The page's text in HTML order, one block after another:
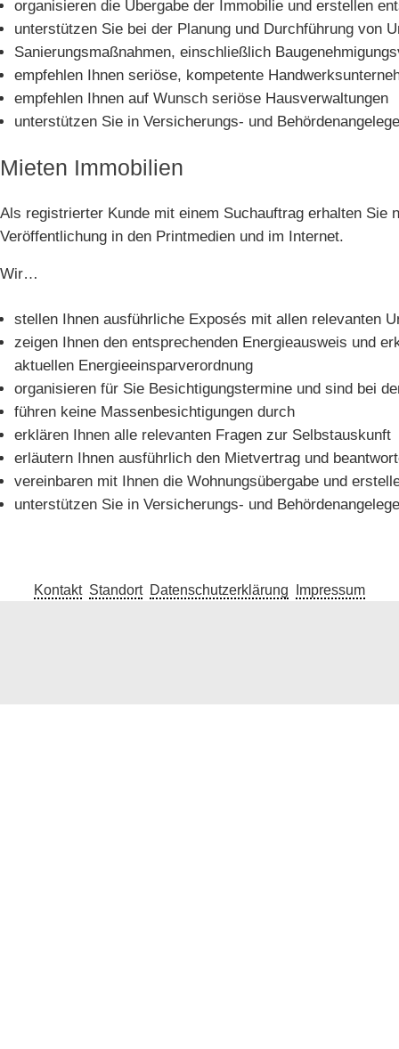
organisieren die Übergabe der Immobilie und erstellen
unterstützen Sie bei der Planung und Durchführung von
Sanierungsmaßnahmen, einschließlich
empfehlen Ihnen seriöse, kompetente
empfehlen Ihnen auf Wunsch seriöse Hausverwaltungen
unterstützen Sie in Versicherungs- und
Mieten Immobilien
Als registrierter Kunde mit einem Suchauftrag erhalten Sie
Veröffentlichung in den Printmedien und im Internet.
Wir…
stellen Ihnen ausführliche Exposés mit allen relevanten
zeigen Ihnen den entsprechenden Energieausweis und
aktuellen Energieeinsparverordnung
organisieren für Sie Besichtigungstermine und sind bei
führen keine Massenbesichtigungen durch
erklären Ihnen alle relevanten Fragen zur Selbstauskunft
erläutern Ihnen ausführlich den Mietvertrag und
vereinbaren mit Ihnen die Wohnungsübergabe und
unterstützen Sie in Versicherungs- und
Kontakt Standort Datenschutzerklärung Impressum